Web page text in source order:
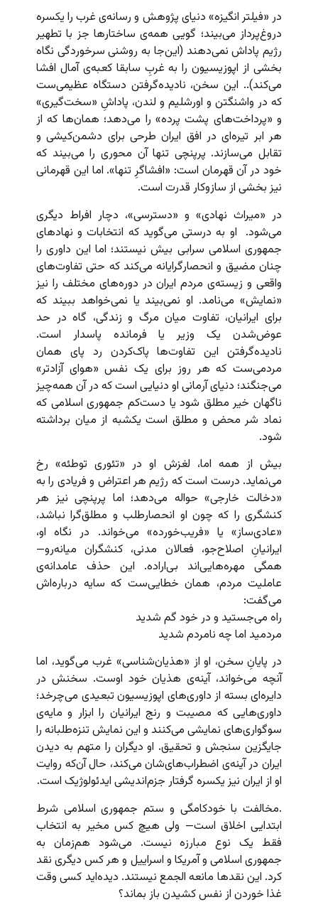
در «فیلتر انگیزه» دنیای پژوهش و رسانه‌ی غرب را یکسره
دروغ‌پرداز می‌بیند؛ گویی همه‌ی ساختارها جز با تطهیر
رژیم پاداش نمی‌دهند (این‌جا به روشنی سرخوردگی نگاه
بخشی از اپوزیسیون را به غربِ سابقا کعبه‌ی آمال افشا
می‌کند).. این سخن، نادیده‌گرفتن دستگاه عظیمی‌ست
که در واشنگتن و اورشلیم و لندن، پاداشِ «سخت‌گیری»
و «پرداخت‌های پشت پرده» را می‌دهد؛ همان‌ها که از
هر ابر تیره‌ای در افق ایران طرحی برای دشمن‌کیشی و
تقابل می‌سازند. پرپنچی تنها آن محوری را می‌بیند که
خود در آن قهرمان است: «افشاگرِ تنها». اما این قهرمانی
نیز بخشی از سازوکار قدرت است.
در «میراث نهادی» و «دسترسی»، دچار افراط دیگری
می‌شود. او به درستی می‌گوید که انتخابات و نهادهای
جمهوری اسلامی سرابی بیش نیستند؛ اما این داوری را
چنان مضیق و انحصارگرایانه می‌کند که حتی تفاوت‌های
واقعی و زیسته‌ی مردم ایران در دوره‌های مختلف را نیز
«نمایش» می‌نامد. او نمی‌بیند یا نمی‌خواهد ببیند که
برای ایرانیان، تفاوت میان مرگ و زندگی، گاه در حد
عوض‌شدن یک وزیر یا فرمانده پاسدار است.
نادیده‌گرفتن این تفاوت‌ها پاک‌کردن رد پای همان
مردمی‌ست که هر روز برای یک نفس «هوای آزادتر»
می‌جنگند؛ دنیای آرمانی او دنیایی است که در آن همه‌چیز
ناگهان خیر مطلق شود یا دست‌کم جمهوری اسلامی که
نماد شر محض و مطلق است یکشبه از میان برداشته
شود.
بیش از همه اما، لغزش او در «تئوری توطئه» رخ
می‌نماید. درست است که رژیم هر اعتراض و فریادی را به
«دخالت خارجی» حواله می‌دهد؛ اما پرپنچی نیز هر
کنشگری را که چون او انحصارطلب و مطلق‌گرا نباشد،
«عادی‌ساز» یا «فریب‌خورده» می‌خواند. در نگاه او،
ایرانیانِ اصلاح‌جو، فعالان مدنی، کنشگران میانه‌رو—
همگی مهره‌هایی‌اند بی‌اراده. این حذف عامدانه‌ی
عاملیت مردم، همان خطایی‌ست که سایه درباره‌اش
می‌گفت:
راه می‌جستید و در خود گم شدید
مردمید اما چه نامردم شدید
در پایانِ سخن، او از «هذیان‌شناسی» غرب می‌گوید، اما
آنچه می‌خواند، آینه‌ی هذیان خود اوست. سخنش در
دایره‌ای بسته از داوری‌های اپوزیسیون تبعیدی می‌چرخد؛
داوری‌هایی که مصیبت و رنج ایرانیان را ابزار و مایه‌ی
سوگواری‌های نمایشی می‌کنند و این نمایش تنزه‌طلبانه را
جایگزین سنجش و تحقیق. او دیگران را متهم به دیدن
ایران در آینه‌ی اضطراب‌های‌شان می‌کند، حال آن‌که روایت
او از ایران نیز یکسره گرفتار جزم‌اندیشی ایدئولوژیک است.
.مخالفت با خودکامگی و ستم جمهوری اسلامی شرط
ابتدایی اخلاق است— ولی هیچ کس مخیر به انتخاب
فقط یک نوع مبارزه نیست. می‌شود هم‌زمان به
جمهوری اسلامی و آمریکا و اسراییل و هر کس دیگری نقد
کرد. این نقدها مانعه الجمع نیستند. دیده‌اید کسی وقت
غذا خوردن از نفس کشیدن باز بماند؟